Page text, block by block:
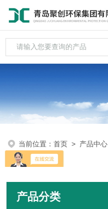
当前位置：首页 > 产品中心
物采样器
产品分类